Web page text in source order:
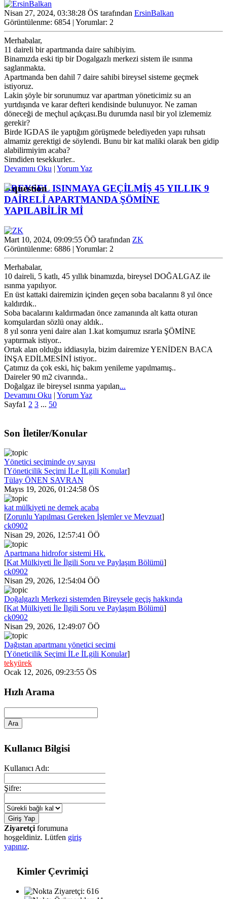
Nisan 27, 2024, 03:38:28 ÖS tarafından ErsinBalkan
Görüntülenme: 6854 | Yorumlar: 2
Merhabalar,
11 daireli bir apartmanda daire sahibiyim.
Binamızda eski tip bir Dogalgazlı merkezi sistem ile ısınma
saglanmakta.
Apartmanda ben dahil 7 daire sahibi bireysel sisteme geçmek
istiyoruz.
Lakin şöyle bir sorunumuz var apartman yöneticimiz su an
yurtdışında ve karar defteri kendisinde bulunuyor. Ne zaman
döneceği de meçhul açıkçası.Bu durumda nasıl bir yol izlememiz
gerekir?
Birde IGDAS ile yaptığım görüşmede belediyeden yapı ruhsatı
almamiz gerektigi de söylendi. Bunu bir kat maliki olarak ben gidip
alabilirmiyim acaba?
Simdiden tesekkurler..
Devamını Oku | Yorum Yaz
BREYSEL ISINMAYA GEÇİLMİŞ 45 YILLIK 9
DAİRELİ APARTMANDA ŞÖMİNE
YAPILABİLİR Mİ
Mart 10, 2024, 09:09:55 ÖÖ tarafından ZK
Görüntülenme: 6886 | Yorumlar: 2
Merhabalar,
10 daireli, 5 katlı, 45 yıllık binamızda, bireysel DOĞALGAZ ile
ısınma yapılıyor.
En üst kattaki dairemizin içinden geçen soba bacalarını 8 yıl önce
kaldırdık..
Soba bacalarını kaldırmadan önce zamanında alt katta oturan
komşulardan sözlü onay aldık..
8 yıl sonra yeni daire alan 1.kat komşumuz ısrarla ŞÖMİNE
yaptırmak istiyor..
Ortak alan olduğu iddiasıyla, bizim dairemize YENİDEN BACA
İNŞA EDİLMESİNİ istiyor..
Çatımız da çok eski, hiç bakım yenileme yapılmamış..
Daireler 90 m2 civarında..
Doğalgaz ile bireysel ısınma yapılan...
Devamını Oku | Yorum Yaz
Sayfa1 2 3 ... 50
Son İletiler/Konular
Yönetici seçiminde oy sayısı
[Yöneticilik Seçimi İLe İLgili Konular]
Tülay ÖNEN SAVRAN
Mayıs 19, 2026, 01:24:58 ÖS
kat mülkiyeti ne demek acaba
[Zorunlu Yapılması Gereken İşlemler ve Mevzuat]
ck0902
Nisan 29, 2026, 12:57:41 ÖÖ
Apartmana hidrofor sistemi Hk.
[Kat Mülkiyeti İle İlgili Soru ve Paylaşım Bölümü]
ck0902
Nisan 29, 2026, 12:54:04 ÖÖ
Doğalgazlı Merkezi sistemden Bireysele geçiş hakkında
[Kat Mülkiyeti İle İlgili Soru ve Paylaşım Bölümü]
ck0902
Nisan 29, 2026, 12:49:07 ÖÖ
Dağıstan apartmanı yönetici secimi
[Yöneticilik Seçimi İLe İLgili Konular]
tekyürek
Ocak 12, 2026, 09:23:55 ÖS
Hızlı Arama
Kullanıcı Bilgisi
Kullanıcı Adı:
Şifre:
Ziyaretçi forumuna
hoşgeldiniz. Lütfen giriş
yapınız.
Kimler Çevrimiçi
Ziyaretçi: 616